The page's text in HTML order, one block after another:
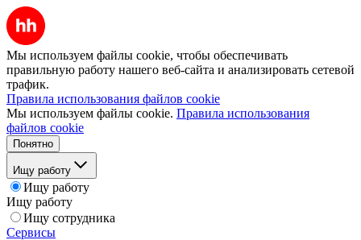
Мы используем файлы cookie, чтобы обеспечивать
правильную работу нашего веб-сайта и анализировать сетевой
трафик.
Правила использования файлов cookie
Мы используем файлы cookie. Правила использования
файлов cookie
Понятно
Ищу работу
Ищу работу
Ищу работу
Ищу сотрудника
Сервисы